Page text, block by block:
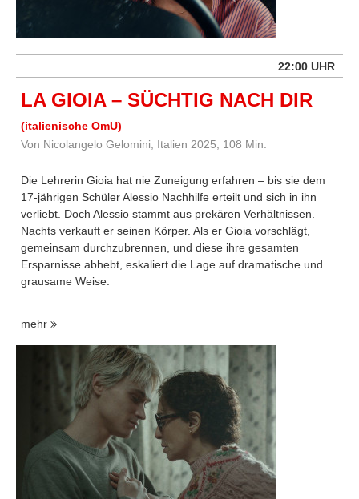
22:00 UHR
LA GIOIA – SÜCHTIG NACH DIR
(italienische OmU)
Von Nicolangelo Gelomini, Italien 2025, 108 Min.
Die Lehrerin Gioia hat nie Zuneigung erfahren – bis sie dem
17-jährigen Schüler Alessio Nachhilfe erteilt und sich in ihn
verliebt. Doch Alessio stammt aus prekären Verhältnissen.
Nachts verkauft er seinen Körper. Als er Gioia vorschlägt,
gemeinsam durchzubrennen, und diese ihre gesamten
Ersparnisse abhebt, eskaliert die Lage auf dramatische und
grausame Weise.
mehr